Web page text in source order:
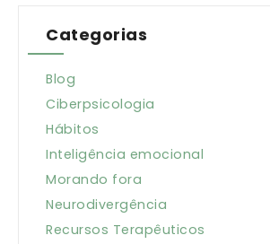
Categorias
Blog
Ciberpsicologia
Hábitos
Inteligência emocional
Morando fora
Neurodivergência
Recursos Terapêuticos